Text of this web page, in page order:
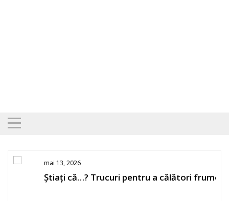
mai 13, 2026
Știați că…? Trucuri pentru a călători frumos